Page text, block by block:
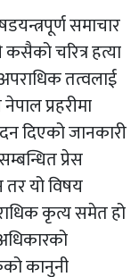
समाचार
कसैको चरित्र हत्या
तत्वलाई
प्रहरीमा
दिएको जानकारी
प्रेस
यो विषय
कृत्य समेत हो
कानुनी